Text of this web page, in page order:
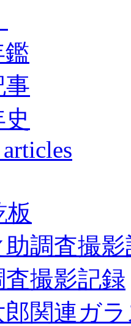
鑑
事
板
助調査撮
撮影記録
郎関連ガ